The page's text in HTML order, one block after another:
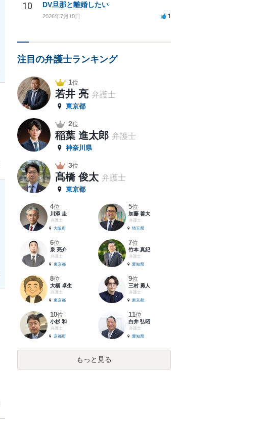
10 DV旦那と離婚したい
2026年7月10日 1
注目の弁護士ランキング
1位
若井 亮 弁護士
東京都
2位
稲葉 進太郎 弁護士
神奈川県
3位
髙橋 俊太 弁護士
東京都
4位
川添 圭
弁護士
大阪府
5位
加藤 善大
弁護士
埼玉県
6位
泉 亮介
弁護士
東京都
7位
竹本 真紀
弁護士
愛知県
8位
大橋 卓生
弁護士
東京都
9位
三村 勇人
弁護士
東京都
10位
小杉 和
弁護士
京都府
11位
白井 弘昭
弁護士
愛知県
もっと見る